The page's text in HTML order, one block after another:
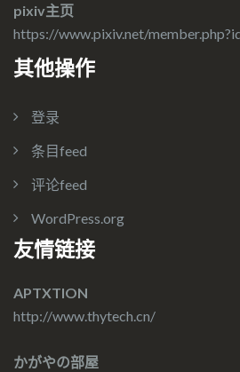
pixiv主页
https://www.pixiv.net/
其他操作
登录
条目feed
评论feed
WordPress.org
友情链接
APTXTION
http://www.thytech.cn/
かがやの部屋